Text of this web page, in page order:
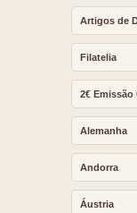
Artigos de
Filatelia
2€
Alemanha
Andorra
Áustria